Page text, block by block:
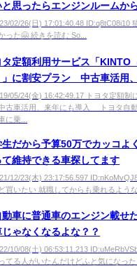
と思ったらエンジンルームか
焼きが見つかる
02/26(日) 17:01:40.48 ID:q8tC08i10
った🤗 続きを読む So...
タ定額利用サービス「KINTO
」に割安プラン 中古車活用、
入05/24(金) 16:42:49.17 トヨタ定額制
古車活用、来年にも導入 トヨタ自
に乗...
生だから予算50万でカッコよ
て維持できる車探してます
12/23(木) 23:17:56.597
買いたい 就職してからも乗れるような
動車に普通車のエンジン載せ
じゃなくなるよな？？
10/08(土) 06:53:11.213
てる人がいたんだけどふと気になっ